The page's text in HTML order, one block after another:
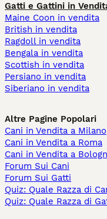
Gatti e Gattini in
Maine Coon in vendita
British in vendita
Ragdoll in vendita
Bengala in vendita
Scottish in vendita
Persiano in vendita
Siberiano in vendita
Altre Pagine Popolari
Cani in Vendita a Milano
Cani in Vendita a Roma
Cani in Vendita a
Forum Sui Cani
Forum Sui Gatti
Quiz: Quale Razza di
Quiz: Quale Razza di